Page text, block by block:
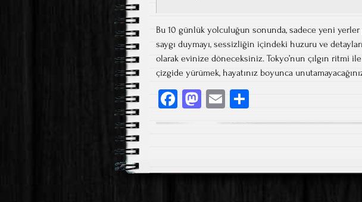
Bu 10 günlük yolculuğun sonunda, sadece yeni yerler
saygı duymayı, sessizliğin içindeki huzuru ve
olarak evinize döneceksiniz. Tokyo’nun çılgın ritmi
çizgide yürümek, hayatınız boyunca
Fa
ce
ok
M
o
E
m ha